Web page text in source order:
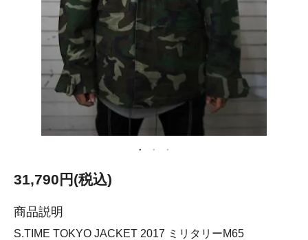
31,790円(税込)
商品説明
S.TIME TOKYO JACKET 2017 ミリタリーM65